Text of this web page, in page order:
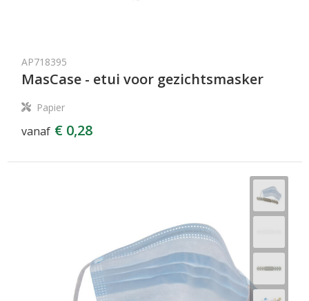
AP718395
MasCase - etui voor gezichtsmasker
Papier
vanaf € 0,28